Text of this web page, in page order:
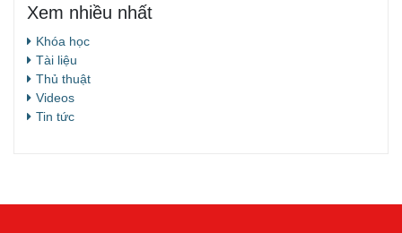
Xem nhiều nhất
Khóa học
Tài liệu
Thủ thuật
Videos
Tin tức